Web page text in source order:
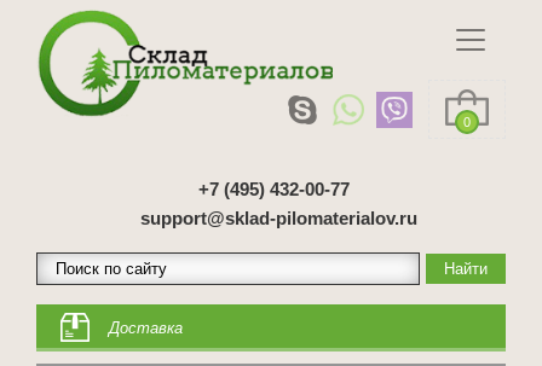
0
+7 (495) 432-00-77
support@sklad-pilomaterialov.ru
Доставка